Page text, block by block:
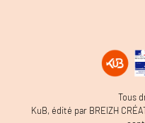
Tous
KuB, édité par BREIZH